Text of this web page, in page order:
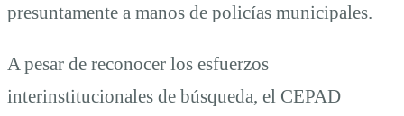
presuntamente a manos de policías municipales.
A pesar de reconocer los esfuerzos
interinstitucionales de búsqueda, el CEPAD